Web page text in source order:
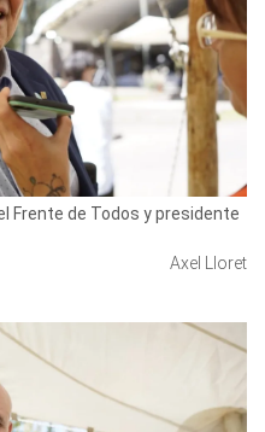
Frente de Todos y presidente
Axel Lloret